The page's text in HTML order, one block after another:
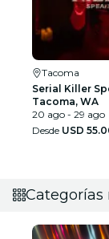
Tacoma
Serial Killer
Tacoma, WA
20 ago - 29 ago
Desde USD
Categorías